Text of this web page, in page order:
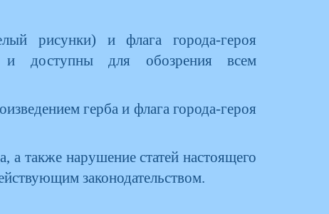
рисунки) и флага города-героя
и доступны для обозрения всем
герба и флага города-героя
а также нарушение статей настоящего
законодательством.